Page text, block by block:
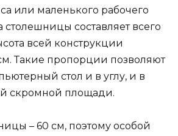
или маленького рабочего
столешницы составляет всего
всей конструкции
Такие пропорции позволяют
стол и в углу, и в
скромной площади.
– 60 см, поэтому особой